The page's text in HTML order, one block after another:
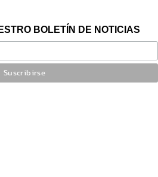
BOLETÍN DE NOTICIAS